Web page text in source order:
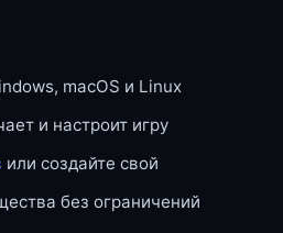
macOS и Linux
и настроит игру
или создайте свой
без ограничений